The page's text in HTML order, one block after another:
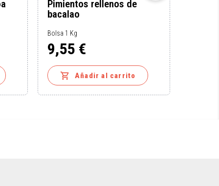
Pimientos rellenos de
bacalao
Bolsa 1 Kg
Precio
9,55 €
 Añadir al carrito